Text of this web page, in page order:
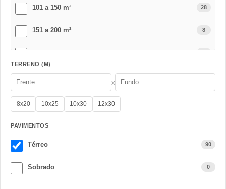
101 a 150 m² 28
151 a 200 m² 8
Acima de 301 m² 1
TERRENO (M)
x
8x20 10x25 10x30 12x30
PAVIMENTOS
Térreo 90
Sobrado 0